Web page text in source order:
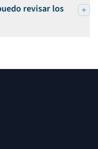
revisar los